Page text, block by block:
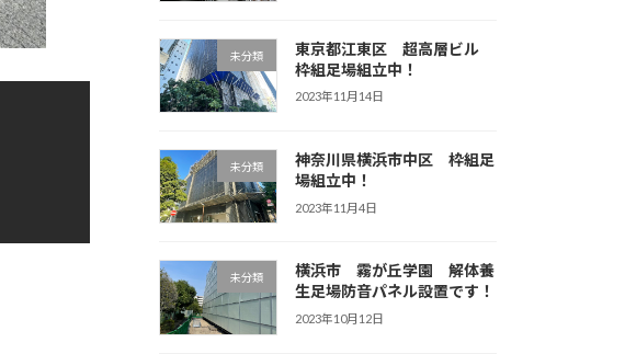
未分類
東京都江東区 超高層ビル
枠組足場組立中！
2023年11月14日
未分類
神奈川県横浜市中区 枠組足
場組立中！
2023年11月4日
未分類
横浜市 霧が丘学園 解体養
生足場防音パネル設置です！
2023年10月12日